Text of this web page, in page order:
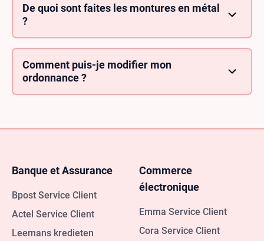
verres correcteurs, gravés de notre logo
emblématique.
De quoi sont faites les montures en métal
?
En alliage métallique pouvant contenir du nickel,
mais le processus de revêtement et de polissage
auquel sont soumises nos montures métalliques les
rend hypoallergéniques et sans danger pour tous.
Comment puis-je modifier mon
ordonnance ?
Pour tout problème lié à votre prescription avant la
Banque et Assurance
Bpost Service Client
Actel Service Client
Leemans kredieten
Commerce
électronique
Emma Service Client
Cora Service Client